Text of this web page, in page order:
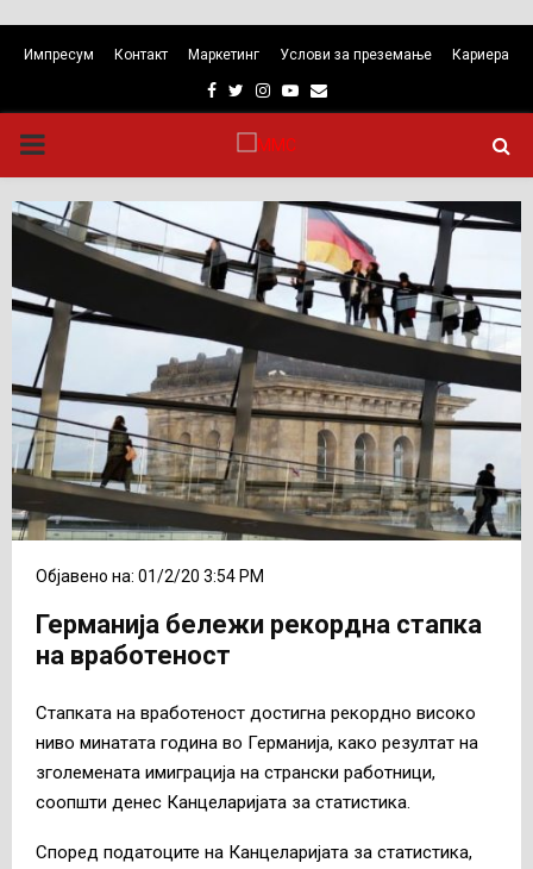
Импресум Контакт Маркетинг Услови за преземање Кариера
Facebook
TwitterInstagram
Youtube
Email
PRIMARY
MENU
Објавено на: 01/2/20 3:54 PM
Германија бележи рекордна стапка
на вработеност
Стапката на вработеност достигна рекордно високо
ниво минатата година во Германија, како резултат на
зголемената имиграција на странски работници,
соопшти денес Канцеларијата за статистика.
Според податоците на Канцеларијата за статистика,